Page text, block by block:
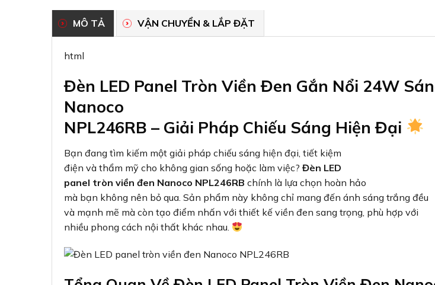
MÔ TẢ VẬN CHUYỂN & LẮP ĐẶT
html
Đèn LED Panel Tròn Viền Đen Gắn Nổi 24W
Nanoco
NPL246RB – Giải Pháp Chiếu Sáng Hiện Đại
Bạn đang tìm kiếm một giải pháp chiếu sáng hiện đại, tiết kiệm
điện và thẩm mỹ cho không gian sống hoặc làm việc? Đèn LED
panel tròn viền đen Nanoco NPL246RB chính là lựa chọn hoàn hảo
mà bạn không nên bỏ qua. Sản phẩm này không chỉ mang đến ánh sáng trắng đều
và mạnh mẽ mà còn tạo điểm nhấn với thiết kế viền đen sang trọng, phù hợp với
nhiều phong cách nội thất khác nhau.